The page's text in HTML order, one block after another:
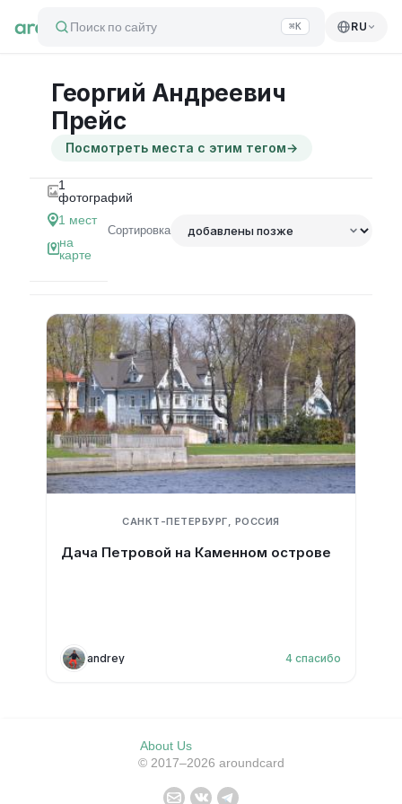
Поиск по сайту ⌘K RU
Георгий Андреевич
Прейс
Посмотреть места с этим тегом→
1
фотографий
1 мест
на
карте
Сортировка
САНКТ-ПЕТЕРБУРГ, РОССИЯ
Дача Петровой на Каменном острове
andrey 4 спасибо
About Us
© 2017–2026 aroundcard